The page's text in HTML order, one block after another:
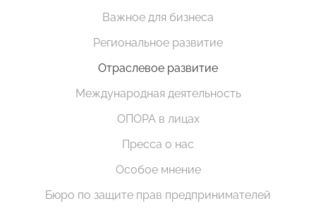
Важное для бизнеса
Региональное развитие
Отраслевое развитие
Международная деятельность
ОПОРА в лицах
Пресса о нас
Особое мнение
Бюро по защите прав предпринимателей